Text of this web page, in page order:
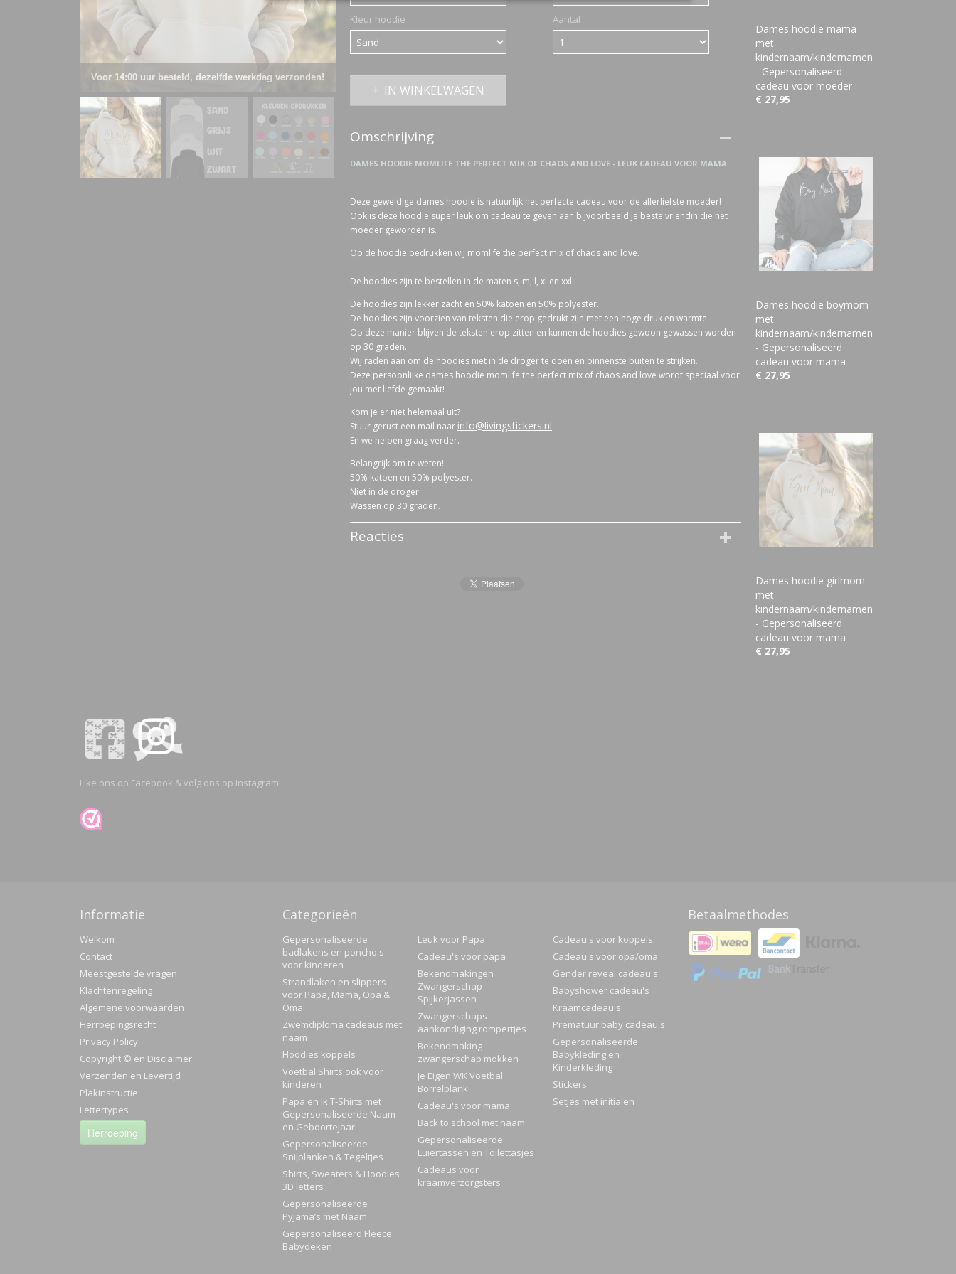
Voor 14:00 uur besteld, dezelfde werkdag verzonden!
Kleur hoodie Aantal
IN WINKELWAGEN
Omschrijving
DAMES HOODIE MOMLIFE THE PERFECT MIX OF CHAOS AND LOVE - LEUK CADEAU VOOR MAMA
Deze geweldige dames hoodie is natuurlijk het perfecte cadeau voor de allerliefste moeder!
Ook is deze hoodie super leuk om cadeau te geven aan bijvoorbeeld je beste vriendin die net
moeder geworden is.
Op de hoodie bedrukken wij momlife the perfect mix of chaos and love.
De hoodies zijn te bestellen in de maten s, m, l, xl en xxl.
De hoodies zijn lekker zacht en 50% katoen en 50% polyester.
De hoodies zijn voorzien van teksten die erop gedrukt zijn met een hoge druk en warmte.
Op deze manier blijven de teksten erop zitten en kunnen de hoodies gewoon gewassen worden
op 30 graden.
Wij raden aan om de hoodies niet in de droger te doen en binnenste buiten te strijken.
Deze persoonlijke dames hoodie momlife the perfect mix of chaos and love wordt speciaal voor
jou met liefde gemaakt!
Kom je er niet helemaal uit?
Stuur gerust een mail naar info@livingstickers.nl
En we helpen graag verder.
Belangrijk om te weten!
50% katoen en 50% polyester.
Niet in de droger.
Wassen op 30 graden.
Reacties
Dames hoodie mama
met
kindernaam/kindernamen
- Gepersonaliseerd
cadeau voor moeder
€ 27,95
Dames hoodie boymom
met
kindernaam/kindernamen
- Gepersonaliseerd
cadeau voor mama
€ 27,95
Dames hoodie girlmom
met
kindernaam/kindernamen
- Gepersonaliseerd
cadeau voor mama
€ 27,95
Like ons op Facebook & volg ons op Instagram!
Informatie
Welkom
Contact
Meestgestelde vragen
Klachtenregeling
Algemene voorwaarden
Herroepingsrecht
Privacy Policy
Copyright © en Disclaimer
Verzenden en Levertijd
Plakinstructie
Lettertypes
Herroeping
Categorieën
Gepersonaliseerde
badlakens en poncho's
voor kinderen
Strandlaken en slippers
voor Papa, Mama, Opa &
Oma.
Zwemdiploma cadeaus met
naam
Hoodies koppels
Voetbal Shirts ook voor
kinderen
Papa en Ik T-Shirts met
Gepersonaliseerde Naam
en Geboortejaar
Gepersonaliseerde
Snijplanken & Tegeltjes
Shirts, Sweaters & Hoodies
3D letters
Gepersonaliseerde
Pyjama’s met Naam
Gepersonaliseerd Fleece
Babydeken
Leuk voor Papa
Cadeau's voor papa
Bekendmakingen
Zwangerschap
Spijkerjassen
Zwangerschaps
aankondiging rompertjes
Bekendmaking
zwangerschap mokken
Je Eigen WK Voetbal
Borrelplank
Cadeau's voor mama
Back to school met naam
Gepersonaliseerde
Luiertassen en Toilettasjes
Cadeaus voor
kraamverzorgsters
Cadeau's voor koppels
Cadeau's voor opa/oma
Gender reveal cadeau's
Babyshower cadeau's
Kraamcadeau's
Prematuur baby cadeau's
Gepersonaliseerde
Babykleding en
Kinderkleding
Stickers
Setjes met initialen
Betaalmethodes